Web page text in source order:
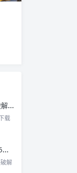
Navicat Premium 17 激活破解版下载及安装教程
载
Adobe Acrobat Pro DC 2025中文破解版下载及安装实用教程
解